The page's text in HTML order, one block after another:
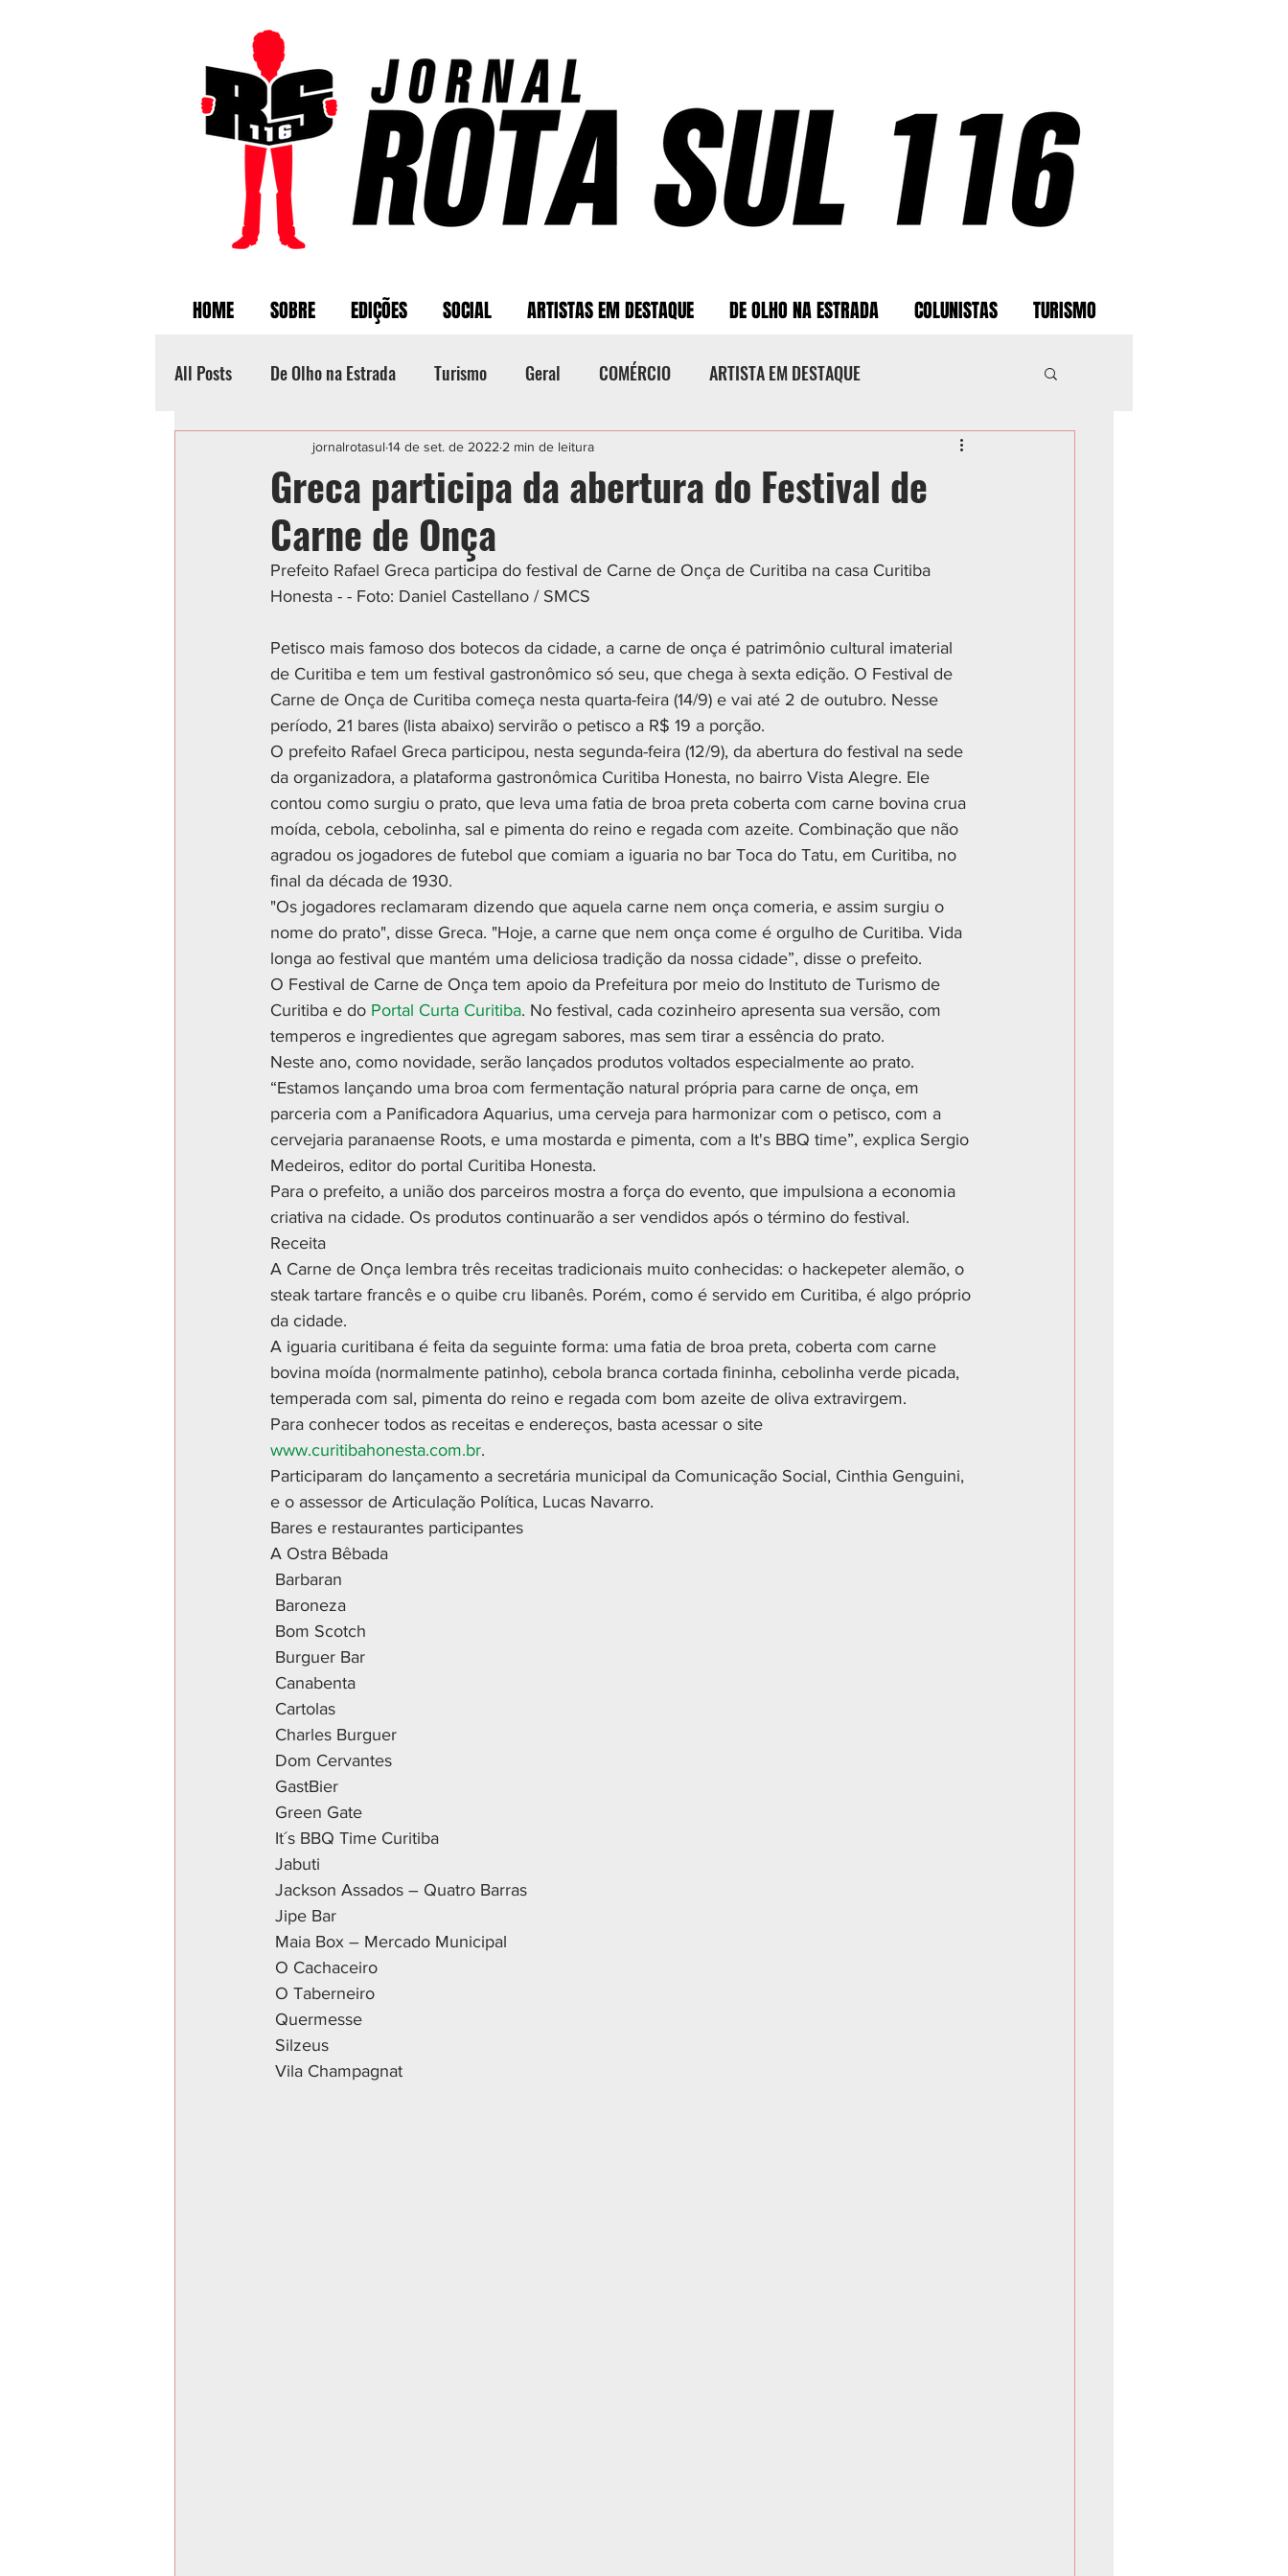
HOME SOBRE EDIÇÕES SOCIAL ARTISTAS EM DESTAQUE DE OLHO NA ESTRADA COLUNISTAS TURISMO
All Posts De Olho na Estrada Turismo Geral COMÉRCIO ARTISTA EM DESTAQUE
Categoria sem título POLICIAL ESPORTE CIDADES
Greca participa da abertura do Festival de
Carne de Onça
jornalrotasul 14 de set. de 2022 2 min de leitura
Prefeito Rafael Greca participa do festival de Carne de Onça de Curitiba na casa Curitiba
Honesta - - Foto: Daniel Castellano / SMCS
Petisco mais famoso dos botecos da cidade, a carne de onça é patrimônio cultural imaterial
de Curitiba e tem um festival gastronômico só seu, que chega à sexta edição. O Festival de
Carne de Onça de Curitiba começa nesta quarta-feira (14/9) e vai até 2 de outubro. Nesse
período, 21 bares (lista abaixo) servirão o petisco a R$ 19 a porção.
O prefeito Rafael Greca participou, nesta segunda-feira (12/9), da abertura do festival na sede
da organizadora, a plataforma gastronômica Curitiba Honesta, no bairro Vista Alegre. Ele
contou como surgiu o prato, que leva uma fatia de broa preta coberta com carne bovina crua
moída, cebola, cebolinha, sal e pimenta do reino e regada com azeite. Combinação que não
agradou os jogadores de futebol que comiam a iguaria no bar Toca do Tatu, em Curitiba, no
final da década de 1930.
"Os jogadores reclamaram dizendo que aquela carne nem onça comeria, e assim surgiu o
nome do prato", disse Greca. "Hoje, a carne que nem onça come é orgulho de Curitiba. Vida
longa ao festival que mantém uma deliciosa tradição da nossa cidade”, disse o prefeito.
O Festival de Carne de Onça tem apoio da Prefeitura por meio do Instituto de Turismo de
Curitiba e do Portal Curta Curitiba. No festival, cada cozinheiro apresenta sua versão, com
temperos e ingredientes que agregam sabores, mas sem tirar a essência do prato.
Neste ano, como novidade, serão lançados produtos voltados especialmente ao prato.
“Estamos lançando uma broa com fermentação natural própria para carne de onça, em
parceria com a Panificadora Aquarius, uma cerveja para harmonizar com o petisco, com a
cervejaria paranaense Roots, e uma mostarda e pimenta, com a It's BBQ time”, explica Sergio
Medeiros, editor do portal Curitiba Honesta.
Para o prefeito, a união dos parceiros mostra a força do evento, que impulsiona a economia
criativa na cidade. Os produtos continuarão a ser vendidos após o término do festival.
Receita
A Carne de Onça lembra três receitas tradicionais muito conhecidas: o hackepeter alemão, o
steak tartare francês e o quibe cru libanês. Porém, como é servido em Curitiba, é algo próprio
da cidade.
A iguaria curitibana é feita da seguinte forma: uma fatia de broa preta, coberta com carne
bovina moída (normalmente patinho), cebola branca cortada fininha, cebolinha verde picada,
temperada com sal, pimenta do reino e regada com bom azeite de oliva extravirgem.
Para conhecer todos as receitas e endereços, basta acessar o site
www.curitibahonesta.com.br.
Participaram do lançamento a secretária municipal da Comunicação Social, Cinthia Genguini,
e o assessor de Articulação Política, Lucas Navarro.
Bares e restaurantes participantes
A Ostra Bêbada
Barbaran
Baroneza
Bom Scotch
Burguer Bar
Canabenta
Cartolas
Charles Burguer
Dom Cervantes
GastBier
Green Gate
It´s BBQ Time Curitiba
Jabuti
Jackson Assados – Quatro Barras
Jipe Bar
Maia Box – Mercado Municipal
O Cachaceiro
O Taberneiro
Quermesse
Silzeus
Vila Champagnat